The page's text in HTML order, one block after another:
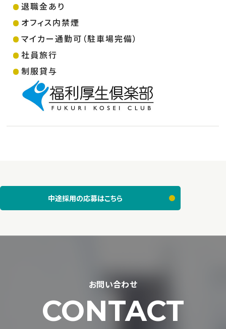
退職金あり
オフィス内禁煙
マイカー通勤可（駐車場完備）
社員旅行
制服貸与
中途採用の応募はこちら
お問い合わせ
CONTACT